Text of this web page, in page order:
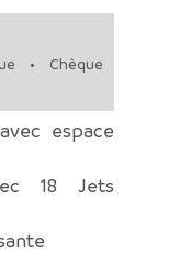
• Chèque
espace
18 Jets